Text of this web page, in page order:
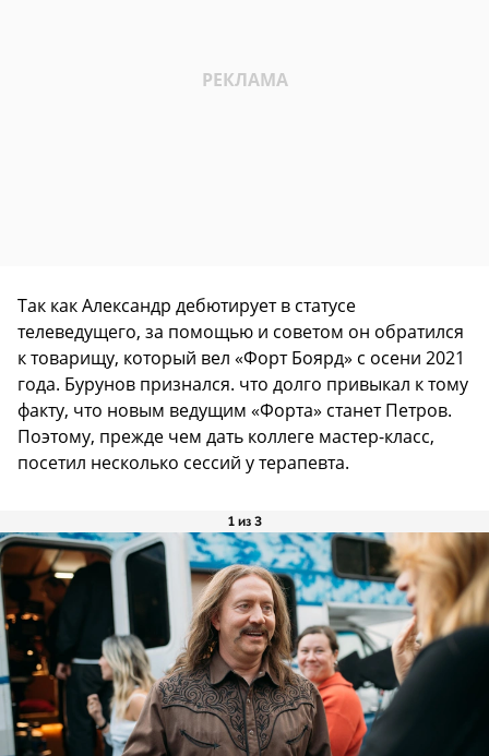
Так как Александр дебютирует в статусе
телеведущего, за помощью и советом он обратился
к товарищу, который вел «Форт Боярд» с осени 2021
года. Бурунов признался. что долго привыкал к тому
факту, что новым ведущим «Форта» станет Петров.
Поэтому, прежде чем дать коллеге мастер-класс,
посетил несколько сессий у терапевта.
1 из 3